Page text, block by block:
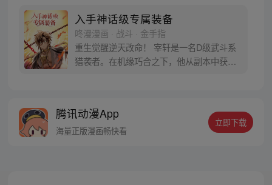
入手神话级专属装备
咚漫漫画 · 战斗 · 金手指
重生觉醒逆天改命！ 宰轩是一名D级武斗系
猎袭者。在机缘巧合之下，他从副本中获得
腾讯动漫App
海量正版漫画畅快看
立即下载